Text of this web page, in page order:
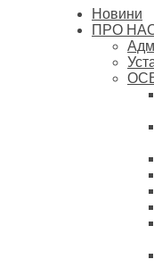
Новини
ПРО